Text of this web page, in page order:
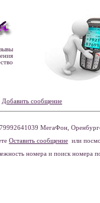
Добавить сообщение
МегаФон,
Оставить сообщение или
номера и поиск номера